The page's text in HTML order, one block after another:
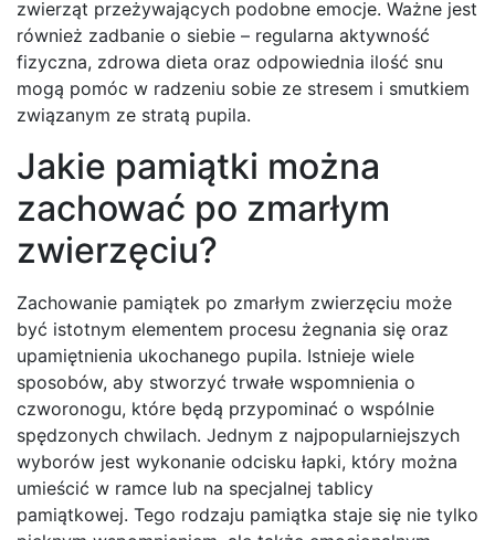
zwierząt przeżywających podobne emocje. Ważne jest
również zadbanie o siebie – regularna aktywność
fizyczna, zdrowa dieta oraz odpowiednia ilość snu
mogą pomóc w radzeniu sobie ze stresem i smutkiem
związanym ze stratą pupila.
Jakie pamiątki można
zachować po zmarłym
zwierzęciu?
Zachowanie pamiątek po zmarłym zwierzęciu może
być istotnym elementem procesu żegnania się oraz
upamiętnienia ukochanego pupila. Istnieje wiele
sposobów, aby stworzyć trwałe wspomnienia o
czworonogu, które będą przypominać o wspólnie
spędzonych chwilach. Jednym z najpopularniejszych
wyborów jest wykonanie odcisku łapki, który można
umieścić w ramce lub na specjalnej tablicy
pamiątkowej. Tego rodzaju pamiątka staje się nie tylko